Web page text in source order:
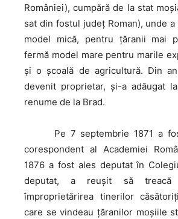
României), cumpără de la stat
sat din fostul județ Roman), unde
model mică, pentru ţăranii mai
fermă model mare pentru marile
şi o şcoală de agricultură. Din
devenit proprietar, şi-a adăugat
renume de la Brad.
Pe 7 septembrie 1871 a
corespondent al Academiei
1876 a fost ales deputat în
deputat, a reuşit să treacă
împroprietărirea tinerilor
care se vindeau ţăranilor moşiile